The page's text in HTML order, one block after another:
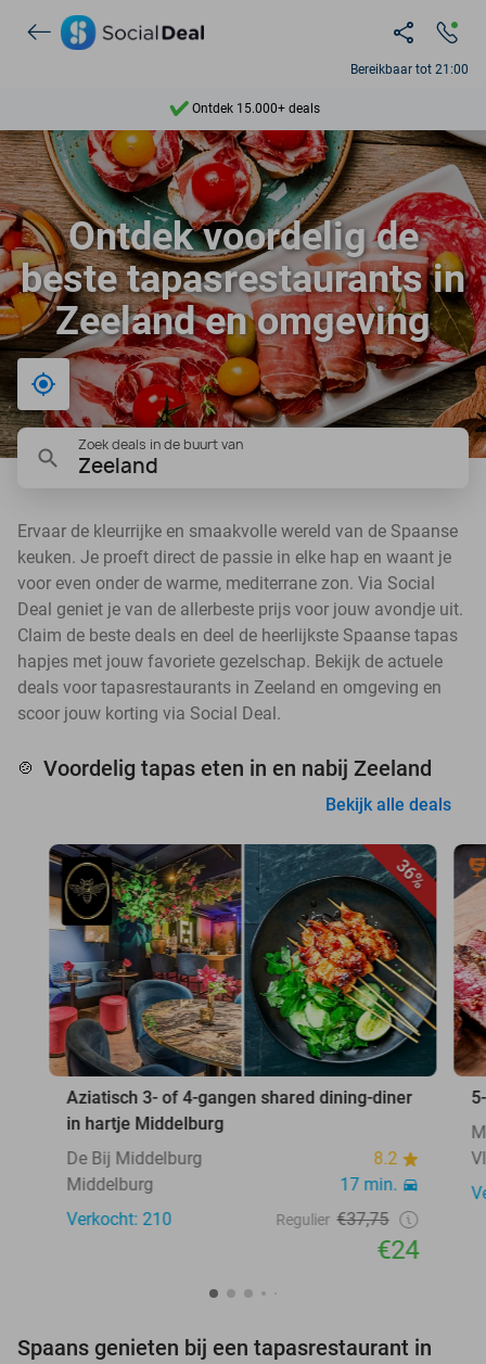
Bereikbaar tot 21:00
Ontdek 15.000+ deals
7 dagen per week beschikbaar
10+ miljoen leden
9,4
Ontdek 15.000+ deals
Ontdek voordelig de
beste tapasrestaurants in
Zeeland en omgeving
Bij mij in de buurt
Zoek deals in de buurt van
Zeeland
Ervaar de kleurrijke en smaakvolle wereld van de Spaanse
keuken. Je proeft direct de passie in elke hap en waant je
voor even onder de warme, mediterrane zon. Via Social
Deal geniet je van de allerbeste prijs voor jouw avondje uit.
Claim de beste deals en deel de heerlijkste Spaanse tapas
hapjes met jouw favoriete gezelschap. Bekijk de actuele
deals voor tapasrestaurants in Zeeland en omgeving en
scoor jouw korting via Social Deal.
🍲 Voordelig tapas eten in en nabij Zeeland
Bekijk alle deals
36%
Aziatisch 3- of 4-gangen shared dining-diner
in hartje Middelburg
De Bij Middelburg
8.2
Middelburg
17 min.
Verkocht: 210
Regulier €37,75
€24
Spaans genieten bij een tapasrestaurant in